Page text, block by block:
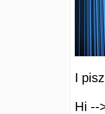
I
Hi --